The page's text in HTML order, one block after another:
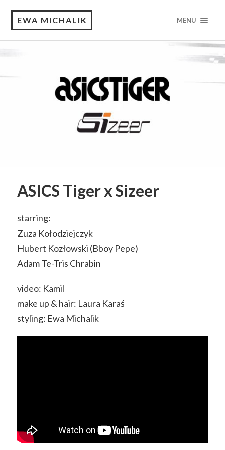
EWA MICHALIK MENU
ASICS Tiger x Sizeer
starring:
Zuza Kołodziejczyk
Hubert Kozłowski (Bboy Pepe)
Adam Te-Tris Chrabin
video: Kamil
make up & hair: Laura Karaś
styling: Ewa Michalik